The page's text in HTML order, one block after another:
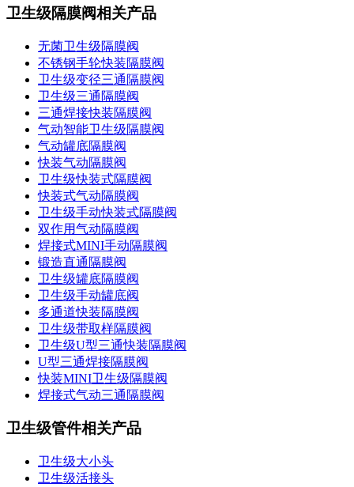
卫生级隔膜阀相关产品
无菌卫生级隔膜阀
不锈钢手轮快装隔膜阀
卫生级变径三通隔膜阀
卫生级三通隔膜阀
三通焊接快装隔膜阀
气动智能卫生级隔膜阀
气动罐底隔膜阀
快装气动隔膜阀
卫生级快装式隔膜阀
快装式气动隔膜阀
卫生级手动快装式隔膜阀
双作用气动隔膜阀
焊接式MINI手动隔膜阀
锻造直通隔膜阀
卫生级罐底隔膜阀
卫生级手动罐底阀
多通道快装隔膜阀
卫生级带取样隔膜阀
卫生级U型三通快装隔膜阀
U型三通焊接隔膜阀
快装MINI卫生级隔膜阀
焊接式气动三通隔膜阀
卫生级管件相关产品
卫生级大小头
卫生级活接头